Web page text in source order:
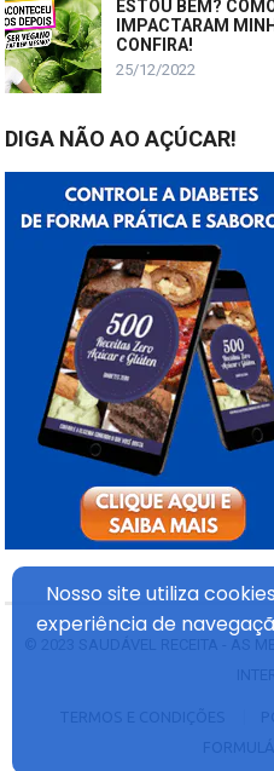
ESTOU BEM?
IMPACTARAM
CONFIRA!
25/12/2022
DIGA NÃO AO AÇÚCAR!
SAUDÁVEL RECEITA - AS
Nosso site utiliza cookies
experiênciade